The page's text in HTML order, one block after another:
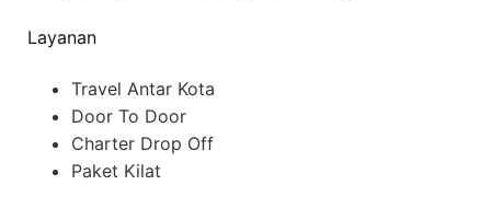
Layanan
Travel Antar Kota
Door To Door
Charter Drop Off
Paket Kilat